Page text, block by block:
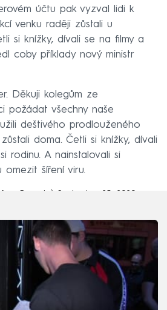
účtu pak vyzval lidi k
venku raději zůstali u
si knížky, dívali se na filmy a
coby příklady nový ministr
Děkuji kolegům ze
požádat všechny naše
deštivého prodlouženého
doma. Četli si knížky, dívali
rodinu. A nainstalovali si
omezit šíření viru.
September 25, 2020